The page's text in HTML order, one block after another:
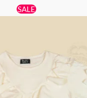
SALE
始
$65。
目
前
多